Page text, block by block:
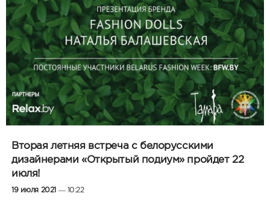
Вторая летняя встреча с белорусскими
дизайнерами «Открытый подиум» пройдет 22
июля!
19 июля 2021 — 10:22